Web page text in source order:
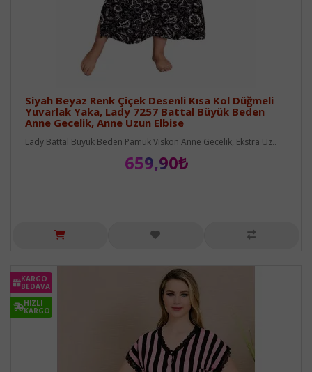
Siyah Beyaz Renk Çiçek Desenli Kısa Kol Düğmeli
Yuvarlak Yaka, Lady 7257 Battal Büyük Beden
Anne Gecelik, Anne Uzun Elbise
Lady Battal Büyük Beden Pamuk Viskon Anne Gecelik, Ekstra Uz..
659,90₺
KARGO
BEDAVA
HIZLI
KARGO